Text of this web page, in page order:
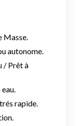
Masse.
autonome.
/ Prêt à
rapide.